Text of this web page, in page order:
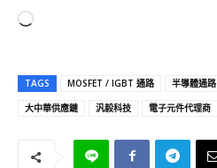
正
入
.
.
TAGS MOSFET / IGBT 通路 半導體通路
大中華供應鏈
汎毅科技 電子元件代理商